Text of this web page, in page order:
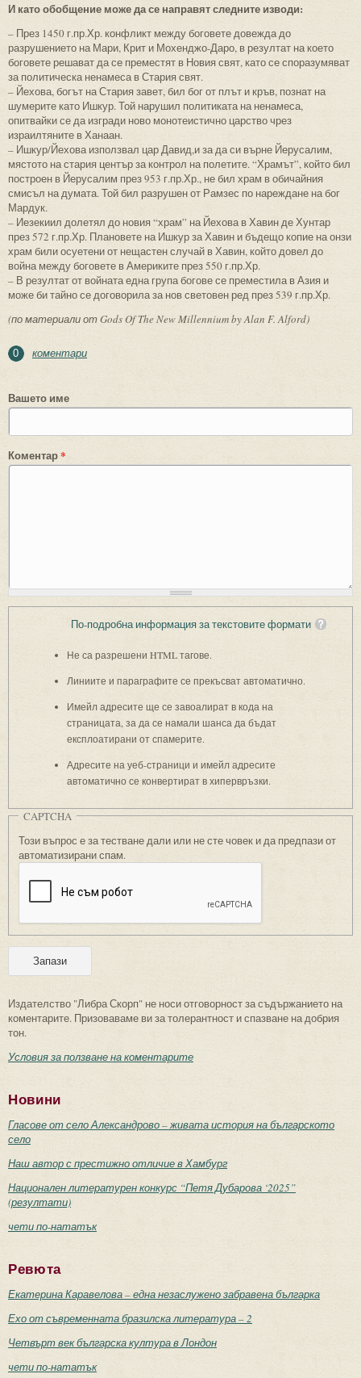
И като обобщение може да се направят следните изводи:
– През 1450 г.пр.Хр. конфликт между боговете довежда до
разрушението на Мари, Крит и Мохенджо-Даро, в резултат на което
боговете решават да се преместят в Новия свят, като се споразумяват
за политическа ненамеса в Стария свят.
– Йехова, богът на Стария завет, бил бог от плът и кръв, познат на
шумерите като Ишкур. Той нарушил политиката на ненамеса,
опитвайки се да изгради ново монотеистично царство чрез
израилтяните в Ханаан.
– Ишкур/Йехова използвал цар Давид,и за да си върне Йерусалим,
мястото на стария център за контрол на полетите. “Храмът”, който бил
построен в Йерусалим през 953 г.пр.Хр., не бил храм в обичайния
смисъл на думата. Той бил разрушен от Рамзес по нареждане на бог
Мардук.
– Иезекиил долетял до новия “храм” на Йехова в Хавин де Хунтар
през 572 г.пр.Хр. Плановете на Ишкур за Хавин и бъдещо копие на онзи
храм били осуетени от нещастен случай в Хавин, който довел до
война между боговете в Америките през 550 г.пр.Хр.
– В резултат от войната една група богове се преместила в Азия и
може би тайно се договорила за нов световен ред през 539 г.пр.Хр.
(по материали от Gods Of The New Millennium by Alan F. Alford)
0 коментари
Вашето име
Коментар*
По-подробна информация за текстовите формати
Не са разрешени HTML тагове.
Линиите и параграфите се прекъсват автоматично.
Имейл адресите ще се завоалират в кода на
страницата, за да се намали шанса да бъдат
експлоатирани от спамерите.
Адресите на уеб-страници и имейл адресите
автоматично се конвертират в хипервръзки.
CAPTCHA
Този въпрос е за тестване дали или не сте човек и да предпази от
автоматизирани спам.
Издателство "Либра Скорп" не носи отговорност за съдържанието на
коментарите. Призоваваме ви за толерантност и спазване на добрия
тон.
Условия за ползване на коментарите
Новини
Гласове от село Александрово – живата история на българското
село
Наш автор с престижно отличие в Хамбург
Национален литературен конкурс “Петя Дубарова ‘2025”
(резултати)
чети по-нататък
Ревюта
Екатерина Каравелова – една незаслужено забравена българка
Ехо от съвременната бразилска литература – 2
Четвърт век българска култура в Лондон
чети по-нататък